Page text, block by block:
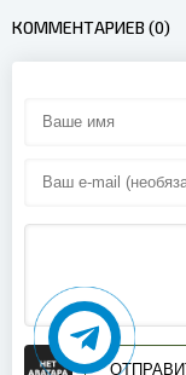
15
17
18
19
21
22
КОММЕНТАРИЕВ (0)